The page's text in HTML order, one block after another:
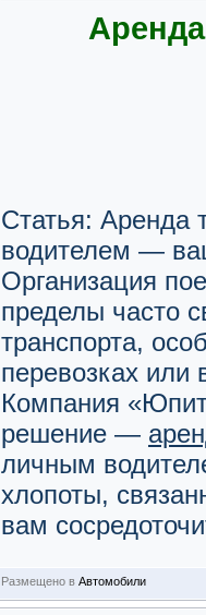
Статья: Аренда
водителем —
Организация
пределы часто
транспорта,
перевозках или
Компания
решение —
личным
хлопоты,
вам
Размещено в Автомобили